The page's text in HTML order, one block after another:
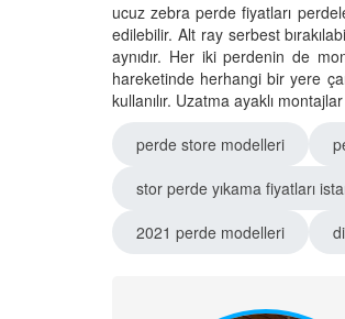
ucuz zebra perde fiyatları
edilebilir. Alt ray serbest
aynıdır. Her iki perdenin de
hareketinde herhangi bir yere
kullanılır. Uzatma ayaklı
perde store modelleri
stor perde yıkama fiyatları
2021 perde modelleri